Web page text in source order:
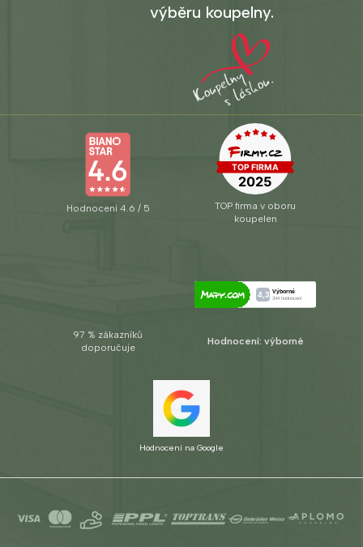
výběru koupelny.
Hodnocení 4.6 / 5
TOP firma v oboru
koupelen
97 % zákazníků
doporučuje
Hodnocení: výborné
Hodnocení na Google